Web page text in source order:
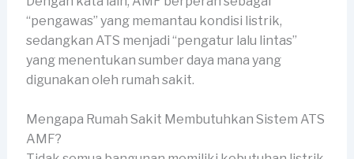
“pengawas” yang memantau kondisi listrik,
sedangkan ATS menjadi “pengatur lalu lintas”
yang menentukan sumber daya mana yang
digunakan oleh rumah sakit.
Mengapa Rumah Sakit Membutuhkan Sistem ATS
AMF?